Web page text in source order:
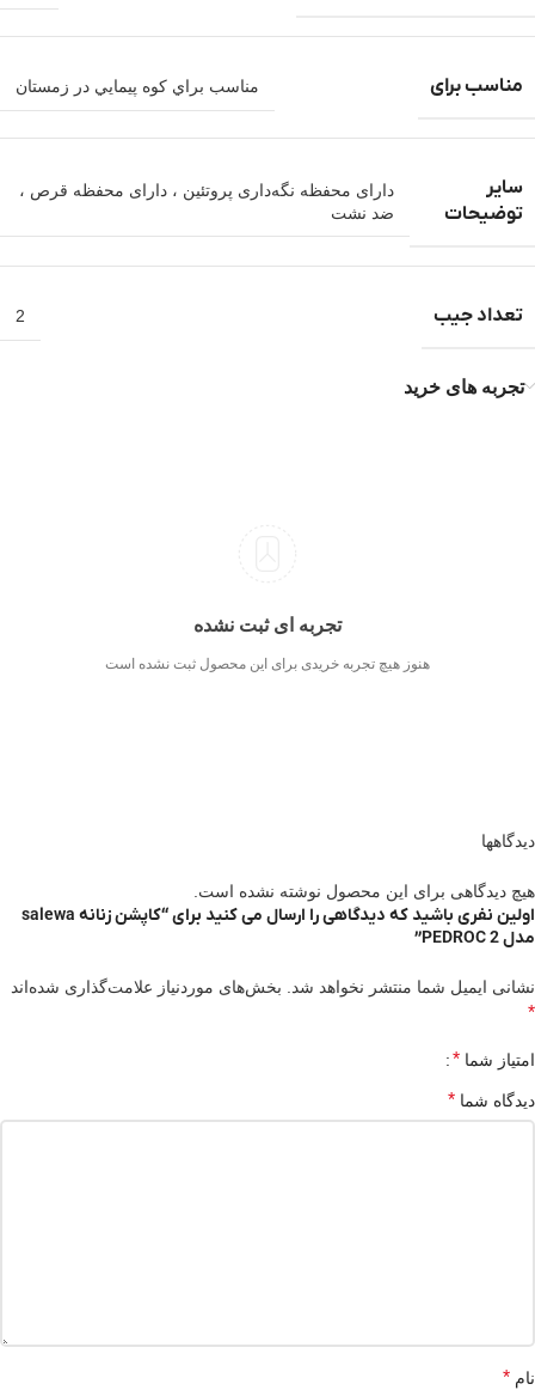
مناسب برای مناسب براي کوه پيمايي در زمستان
سایر
توضیحات
دارای محفظه نگه‌داری پروتئین ، دارای محفظه قرص ،
ضد نشت
تعداد جیب 2
تجربه های خرید
تجربه ای ثبت نشده
هنوز هیچ تجربه خریدی برای این محصول ثبت نشده است
دیدگاهها
هیچ دیدگاهی برای این محصول نوشته نشده است.
اولین نفری باشید که دیدگاهی را ارسال می کنید برای “کاپشن زنانه salewa
مدل PEDROC 2”
نشانی ایمیل شما منتشر نخواهد شد. بخش‌های موردنیاز علامت‌گذاری شده‌اند
*
امتیاز شما *
دیدگاه شما *
نام *